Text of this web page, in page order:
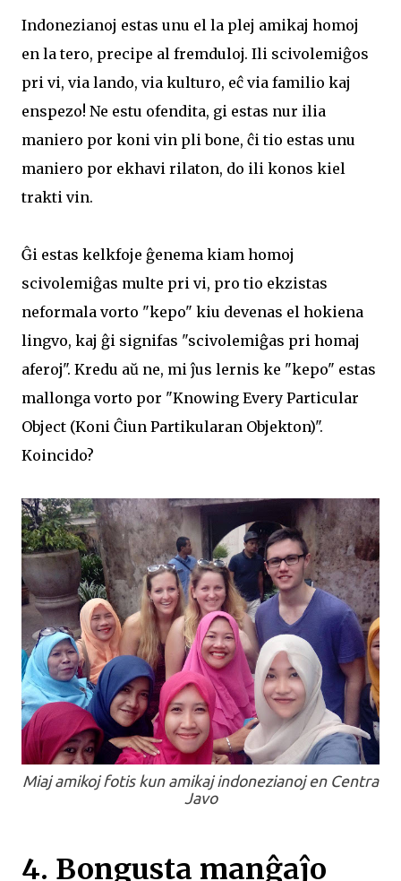
Indonezianoj estas unu el la plej amikaj homoj
en la tero, precipe al fremduloj. Ili scivolemiĝos
pri vi, via lando, via kulturo, eĉ via familio kaj
enspezo! Ne estu ofendita, gi estas nur ilia
maniero por koni vin pli bone, ĉi tio estas unu
maniero por ekhavi rilaton, do ili konos kiel
trakti vin.
Ĝi estas kelkfoje ĝenema kiam homoj
scivolemiĝas multe pri vi, pro tio ekzistas
neformala vorto "kepo" kiu devenas el hokiena
lingvo, kaj ĝi signifas "scivolemiĝas pri homaj
aferoj". Kredu aŭ ne, mi ĵus lernis ke "kepo" estas
mallonga vorto por "Knowing Every Particular
Object (Koni Ĉiun Partikularan Objekton)".
Koincido?
Miaj amikoj fotis kun amikaj indonezianoj en Centra
Javo
4. Bongusta manĝaĵo